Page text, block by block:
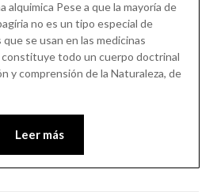
alquimica Pese a que la mayoría de
no es un tipo especial de
se usan en las medicinas
todo un cuerpo doctrinal
y comprensión de la Naturaleza, de
Leer más